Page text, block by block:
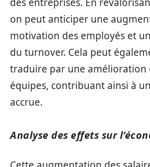
on peut anticiper une
motivation des employés et
du turnover. Cela peut
traduire par une amélioration
équipes, contribuant ainsi à
accrue.
Analyse des effets sur